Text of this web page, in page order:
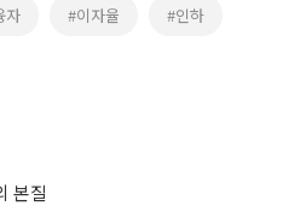
자 #이자율 #인하
본질